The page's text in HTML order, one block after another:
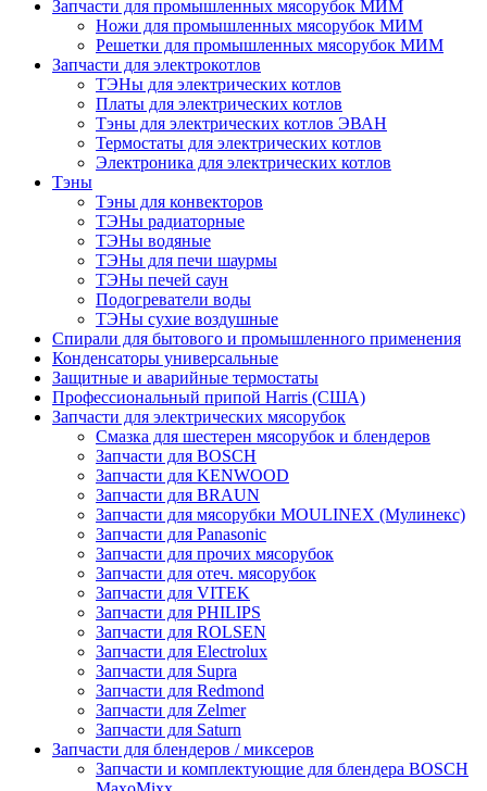
Запчасти для промышленных мясорубок МИМ
Ножи для промышленных мясорубок МИМ
Решетки для промышленных мясорубок МИМ
Запчасти для электрокотлов
ТЭНы для электрических котлов
Платы для электрических котлов
Тэны для электрических котлов ЭВАН
Термостаты для электрических котлов
Электроника для электрических котлов
Тэны
Тэны для конвекторов
ТЭНы радиаторные
ТЭНы водяные
ТЭНы для печи шаурмы
ТЭНы печей саун
Подогреватели воды
ТЭНы сухие воздушные
Спирали для бытового и промышленного применения
Конденсаторы универсальные
Защитные и аварийные термостаты
Профессиональный припой Harris (США)
Запчасти для электрических мясорубок
Смазка для шестерен мясорубок и блендеров
Запчасти для BOSCH
Запчасти для KENWOOD
Запчасти для BRAUN
Запчасти для мясорубки MOULINEX (Мулинекс)
Запчасти для Panasonic
Запчасти для прочих мясорубок
Запчасти для отеч. мясорубок
Запчасти для VITEK
Запчасти для PHILIPS
Запчасти для ROLSEN
Запчасти для Electrolux
Запчасти для Supra
Запчасти для Redmond
Запчасти для Zelmer
Запчасти для Saturn
Запчасти для блендеров / миксеров
Запчасти и комплектующие для блендера BOSCH